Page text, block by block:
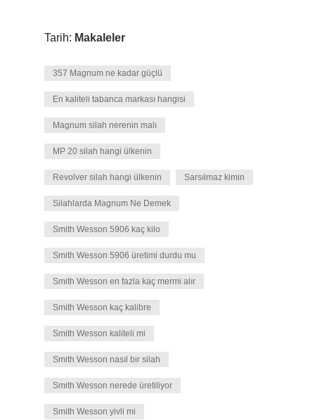
Tarih: Makaleler
357 Magnum ne kadar güçlü
En kaliteli tabanca markası hangisi
Magnum silah nerenin malı
MP 20 silah hangi ülkenin
Revolver silah hangi ülkenin Sarsılmaz kimin
Silahlarda Magnum Ne Demek
Smith Wesson 5906 kaç kilo
Smith Wesson 5906 üretimi durdu mu
Smith Wesson en fazla kaç mermi alır
Smith Wesson kaç kalibre
Smith Wesson kaliteli mi
Smith Wesson nasıl bir silah
Smith Wesson nerede üretiliyor
Smith Wesson yivli mi